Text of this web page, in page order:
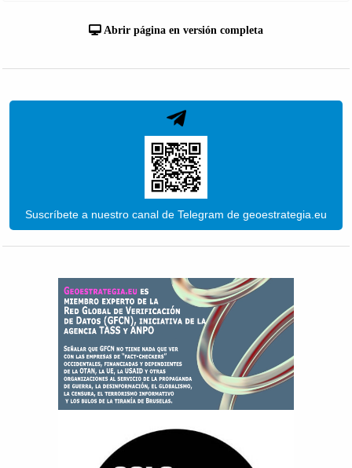
Abrir página en versión completa
Suscríbete a nuestro canal de Telegram de geoestrategia.eu